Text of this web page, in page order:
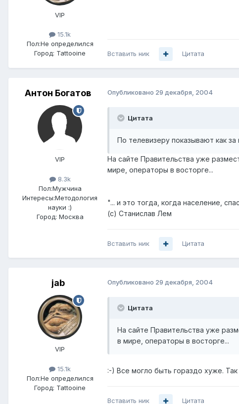
VIP
15.1k
Пол:Не определился
Город: Tattooine Вставить ник Цитата
Антон Богатов
VIP
8.3k
Пол:Мужчина
Интересы:Методология
науки :)
Город: Москва
Опубликовано 29 декабря, 2004
Цитата
По телевизеру показывают как
На сайте Правительства уже
мире, операторы в восторге...
"... и это тогда, когда население,
(с) Станислав Лем
Вставить ник Цитата
jab
VIP
15.1k
Пол:Не определился
Город: Tattooine
Опубликовано 29 декабря, 2004
Цитата
На сайте Правительства уже
в мире, операторы в восторге...
:-) Все могло быть гораздо хуже.
Вставить ник Цитата